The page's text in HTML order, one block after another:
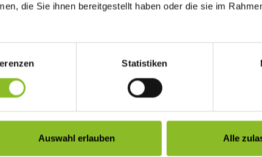
die Sie ihnen bereitgestellt haben oder die sie im
Statistiken
Auswahl erlauben Alle